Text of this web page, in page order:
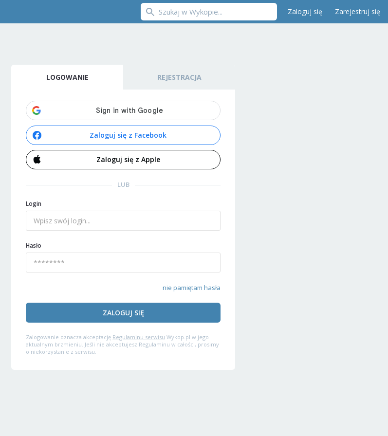
Zaloguj się Zarejestruj się
LOGOWANIE REJESTRACJA
Zaloguj się z Facebook
Zaloguj się z Apple
LUB
Login
Hasło
nie pamiętam hasła
ZALOGUJ SIĘ
Zalogowanie oznacza akceptację Regulaminu serwisu Wykop.pl w jego
aktualnym brzmieniu. Jeśli nie akceptujesz Regulaminu w całości, prosimy
o niekorzystanie z serwisu.